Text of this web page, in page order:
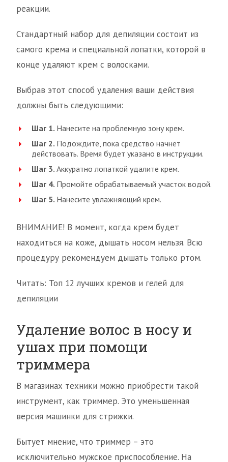
реакции.
Стандартный набор для депиляции состоит из
самого крема и специальной лопатки, которой в
конце удаляют крем с волосками.
Выбрав этот способ удаления ваши действия
должны быть следующими:
Шаг 1. Нанесите на проблемную зону крем.
Шаг 2. Подождите, пока средство начнет
действовать. Время будет указано в инструкции.
Шаг 3. Аккуратно лопаткой удалите крем.
Шаг 4. Промойте обрабатываемый участок водой.
Шаг 5. Нанесите увлажняющий крем.
ВНИМАНИЕ! В момент, когда крем будет
находиться на коже, дышать носом нельзя. Всю
процедуру рекомендуем дышать только ртом.
Читать: Топ 12 лучших кремов и гелей для
депиляции
Удаление волос в носу и
ушах при помощи
триммера
В магазинах техники можно приобрести такой
инструмент, как триммер. Это уменьшенная
версия машинки для стрижки.
Бытует мнение, что триммер – это
исключительно мужское приспособление. На